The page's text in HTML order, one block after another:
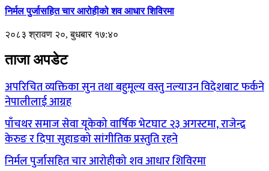
निर्मल पुर्जासहित चार आरोहीको शव आधार शिविरमा
२०८३ श्रावण २०, बुधबार १७:४०
ताजा अपडेट
अपरिचित व्यक्तिका सुन तथा बहुमूल्य वस्तु नल्याउन विदेशबाट फर्कने
नेपालीलाई आग्रह
पाँचथर समाज सेवा यूकेको वार्षिक भेटघाट २३ अगस्टमा, राजेन्द्र
केरुङ र दिपा सुहाङको सांगीतिक प्रस्तुति रहने
निर्मल पुर्जासहित चार आरोहीको शव आधार शिविरमा